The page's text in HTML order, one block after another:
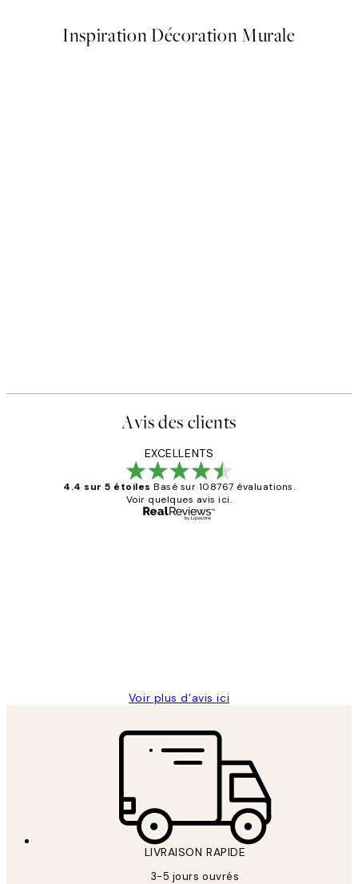
Inspiration Décoration Murale
Avis des clients
EXCELLENTS
4.4 sur 5 étoiles Basé sur 108767 évaluations.
Voir quelques avis ici.
Voir plus d’avis ici
LIVRAISON RAPIDE
3-5 jours ouvrés